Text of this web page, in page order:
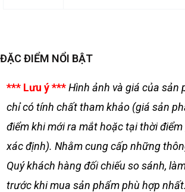
ĐẶC ĐIỂM NỔI BẬT
*** Lưu ý ***Hình ảnh và giá của sản
chỉ có tính chất tham khảo (giá sản
điểm khi mới ra mắt hoặc tại thời
xác định). Nhằm cung cấp những
Quý khách hàng đối chiếu so sánh,
trước khi mua sản phẩm phù hợp nhất.